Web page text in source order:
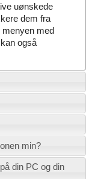
uønskede
dem fra
menyen med
også
min?
din PC og din